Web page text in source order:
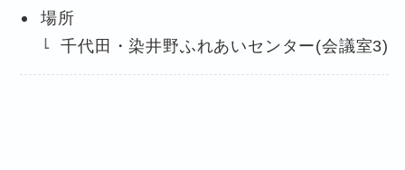
場所
千代田・染井野ふれあいセンター(会議室3)